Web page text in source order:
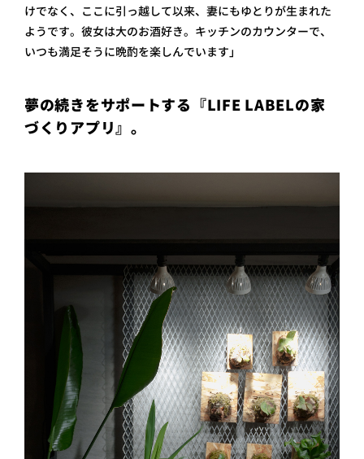
けでなく、ここに引っ越して以来、妻にもゆとりが生まれた
ようです。彼女は大のお酒好き。キッチンのカウンターで、
いつも満足そうに晩酌を楽しんでいます」
夢の続きをサポートする『LIFE LABELの家
づくりアプリ』。